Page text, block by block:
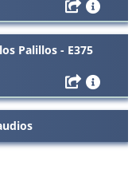
Palillos - E375